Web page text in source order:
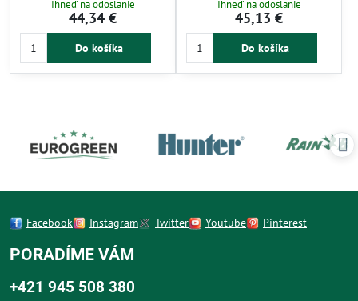
stopové prvky v chelátovej forme,
vhodný na pestovanie a
presádzanie náročných rastlín ako
pelargónie, chryzantémy či ovocné
podporuje zdravý vývoj. Ideálny pre
výživu.
Ihneď na odoslanie
44,34 €
Do košíka
70 % bielej a 30 % čiernej rašeliny
s pH 5,5. Obsahuje základné živiny
a stopové prvky v chelátovej forme
pre lepší rast. Výhodou je vyvážená
Ideálny pre záhradkárov, ktorí
rastlín.
Ihneď na odoslanie
45,13 €
Do košíka
Facebook Instagram Twitter Youtube Pinterest
PORADÍME VÁM
+421 945 508 380